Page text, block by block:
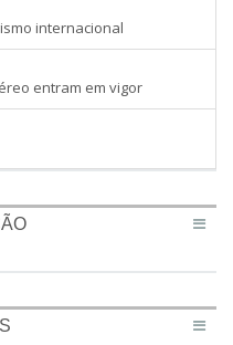
internacional
entram em vigor